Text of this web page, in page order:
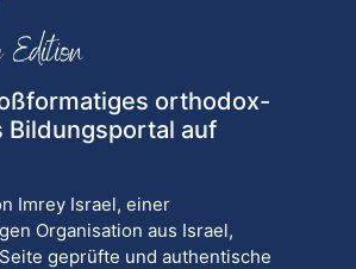
orthodox-
Bildungsportal auf
Imrey Israel, einer
Organisation aus Israel,
geprüfte und authentische